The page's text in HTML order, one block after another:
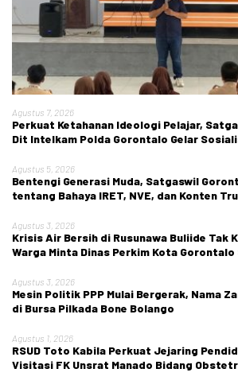
Agustus 7, 2026
Perkuat Ketahanan Ideologi Pelajar,
Dit Intelkam Polda Gorontalo Gelar
Agustus 5, 2026
Bentengi Generasi Muda, Satgaswil
tentang Bahaya IRET, NVE, dan Konten
Agustus 3, 2026
Krisis Air Bersih di Rusunawa Buliide Tak
Warga Minta Dinas Perkim Kota
Agustus 3, 2026
Mesin Politik PPP Mulai Bergerak, Nama
di Bursa Pilkada Bone Bolango
Agustus 1, 2026
RSUD Toto Kabila Perkuat Jejaring
Visitasi FK Unsrat Manado Bidang